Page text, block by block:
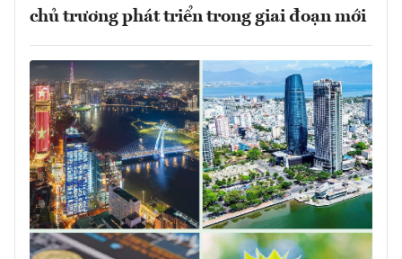
chủ trương phát triển trong giai đoạn mới